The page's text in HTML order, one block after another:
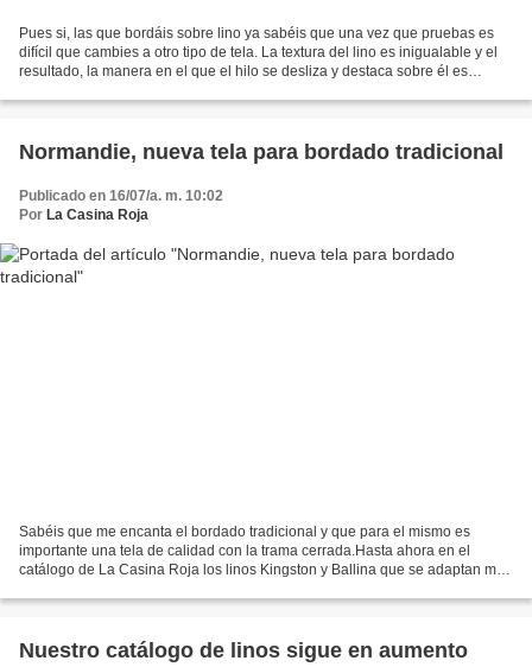
Pues si, las que bordáis sobre lino ya sabéis que una vez que pruebas es
difícil que cambies a otro tipo de tela. La textura del lino es inigualable y el
resultado, la manera en el que el hilo se desliza y destaca sobre él es
Normandie, nueva tela para bordado tradicional
Publicado en 16/07/a. m. 10:02
Por La Casina Roja
Sabéis que me encanta el bordado tradicional y que para el mismo es
importante una tela de calidad con la trama cerrada.Hasta ahora en el
catálogo de La Casina Roja los linos Kingston y Ballina que se adaptan muy
Nuestro catálogo de linos sigue en aumento